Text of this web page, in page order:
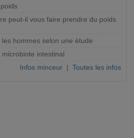
peut-il vous faire prendre du poids
hommes selon une étude
intestinal
Infos minceur | Toutes les infos